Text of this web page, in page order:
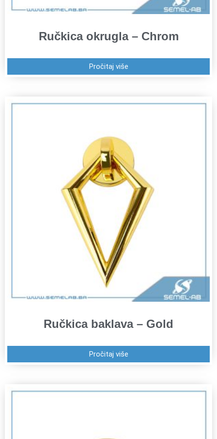
Ručkica okrugla – Chrom
Pročitaj više
Ručkica baklava – Gold
Pročitaj više